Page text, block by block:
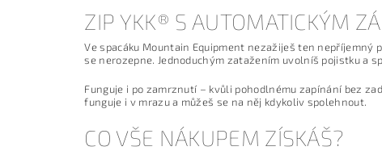
ZIP YKK® S AUTOMATICKÝM
Ve spacáku Mountain Equipment nezažiješ ten nepříjemný
se nerozepne. Jednoduchým zatažením uvolníš pojistku a
Funguje i po zamrznutí – kvůli pohodlnému zapínání bez
funguje i v mrazu a můžeš se na něj kdykoliv spolehnout.
CO VŠE NÁKUPEM ZÍSKÁŠ?